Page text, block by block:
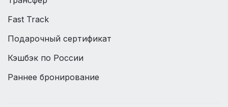
Fast Track
Подарочный сертификат
Кэшбэк по России
Раннее бронирование